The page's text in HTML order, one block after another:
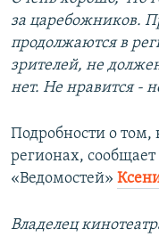
за царебожников.
продолжаются в
зрителей, не
нет. Не нравится -
Подробности о том,
регионах, сообщает
«Ведомостей»
Владелец